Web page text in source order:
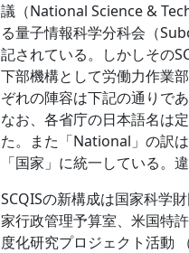
議（National Science &
る量子情報科学分科会（
記されている。しかしその
下部機構として労働力作業
ぞれの陣容は下記の通りであ
なお、各省庁の日本語名は
た。また「National」の訳
「国家」に統一している。
SCQISの新構成は国家科学
家行政管理予算室、米国特
度化研究プロジェクト活動